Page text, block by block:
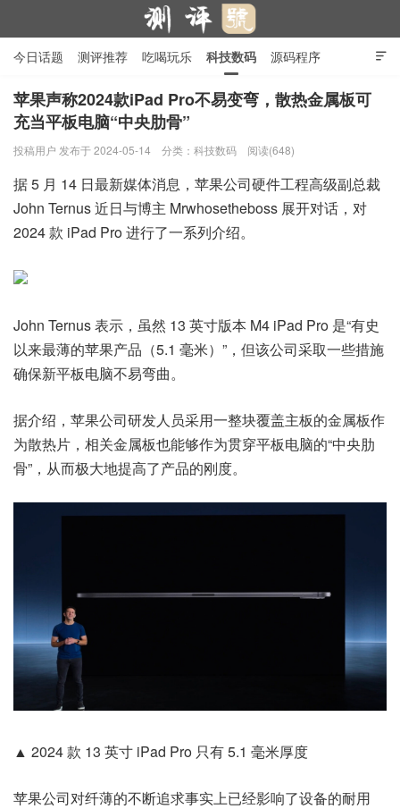
测评号

今日话题 测评推荐 吃喝玩乐 科技数码 源码程序
行业产品 在线投稿 隐私政策
苹果声称2024款iPad Pro不易变弯，散热金属板可
充当平板电脑“中央肋骨”
投稿用户 发布于 2024-05-14 分类： 科技数码 阅读(648)
据 5 月 14 日最新媒体消息，苹果公司硬件工程高级副总裁
John Ternus 近日与博主 Mrwhosetheboss 展开对话，对
2024 款 iPad Pro 进行了一系列介绍。
John Ternus 表示，虽然 13 英寸版本 M4 iPad Pro 是“有史
以来最薄的苹果产品（5.1 毫米）”，但该公司采取一些措施
确保新平板电脑不易弯曲。
据介绍，苹果公司研发人员采用一整块覆盖主板的金属板作
为散热片，相关金属板也能够作为贯穿平板电脑的“中央肋
骨”，从而极大地提高了产品的刚度。
▲ 2024 款 13 英寸 iPad Pro 只有 5.1 毫米厚度
苹果公司对纤薄的不断追求事实上已经影响了设备的耐用